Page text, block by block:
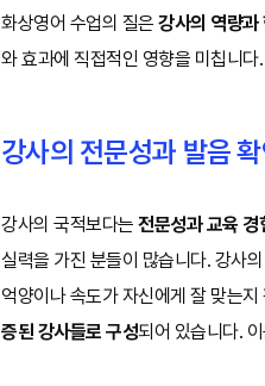
화상영어 수업의 질은강사의 역량과
와 효과에 직접적인 영향을 미칩니다.
강사의 전문성과 발음
강사의 국적보다는전문성과 교육 경
실력을 가진 분들이 많습니다. 강사
억양이나 속도가 자신에게 잘 맞는
증된 강사들로 구성되어 있습니다.